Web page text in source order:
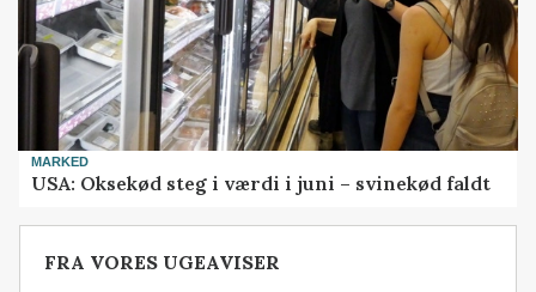
MARKED
USA: Oksekød steg i værdi i juni – svinekød faldt
FRA VORES UGEAVISER